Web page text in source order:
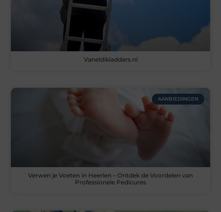
Vaneldikladders.nl
AANBIEDINGEN
Verwen je Voeten in Heerlen – Ontdek de Voordelen van
Professionele Pedicures